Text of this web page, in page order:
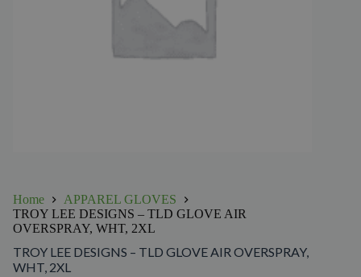
Home
APPAREL GLOVES
TROY LEE DESIGNS – TLD GLOVE AIR
OVERSPRAY, WHT, 2XL
TROY LEE DESIGNS – TLD GLOVE AIR OVERSPRAY,
WHT, 2XL